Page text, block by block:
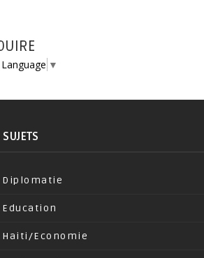
▼
SUJETS
Diplomatie
Education
Haiti/Economie